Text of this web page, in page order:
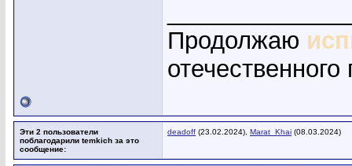
Продолжаю
Эти 2 пользователи
поблагодарили temkich за это
сообщение:
deadoff (23.02.2024), Marat_Khai (08.03.2024)